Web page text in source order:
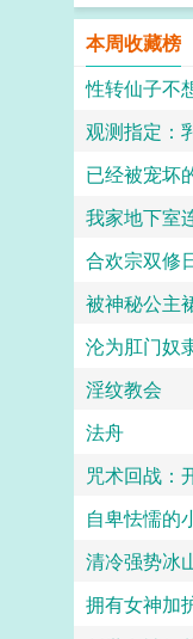
本周收藏榜
性转仙子不
观测指定：
我家地下室
合欢宗双修
淫纹教会
法舟
咒术回战：